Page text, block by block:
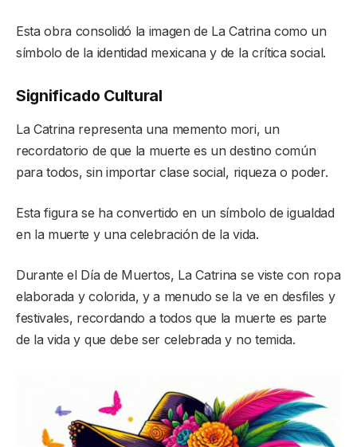
Esta obra consolidó la imagen de La Catrina como un
símbolo de la identidad mexicana y de la crítica social.
Significado Cultural
La Catrina representa una memento mori, un
recordatorio de que la muerte es un destino común
para todos, sin importar clase social, riqueza o poder.
Esta figura se ha convertido en un símbolo de igualdad
en la muerte y una celebración de la vida.
Durante el Día de Muertos, La Catrina se viste con ropa
elaborada y colorida, y a menudo se la ve en desfiles y
festivales, recordando a todos que la muerte es parte
de la vida y que debe ser celebrada y no temida.